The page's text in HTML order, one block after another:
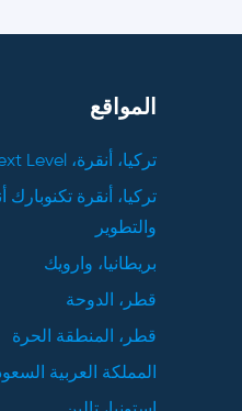
المواقع
تركيا، أنقرة، Next Level | المقر الرئيسي
تركيا، أنقرة
والتطوير
بريطانيا، وارويك
قطر، الدوحة
قطر، المنطقة الحرة
المملكة العربية